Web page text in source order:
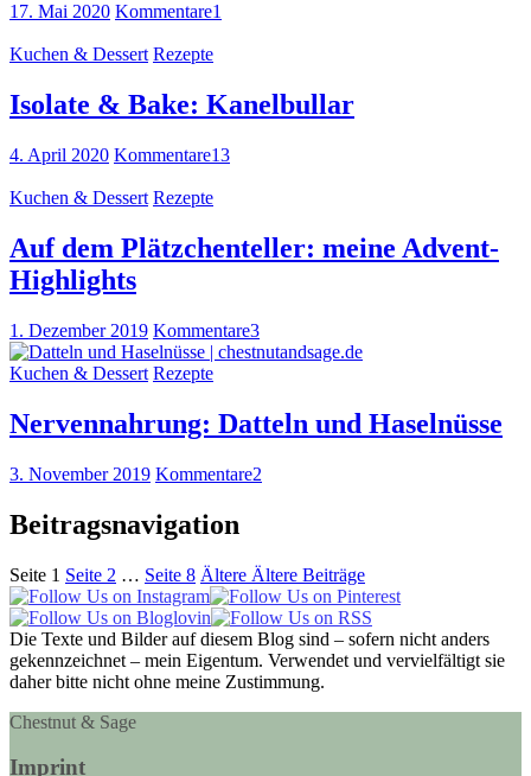
17. Mai 2020 Kommentare1
Kuchen & Dessert Rezepte
Isolate & Bake: Kanelbullar
4. April 2020 Kommentare13
Kuchen & Dessert Rezepte
Auf dem Plätzchenteller: meine Advent-
Highlights
1. Dezember 2019 Kommentare3
Kuchen & Dessert Rezepte
Nervennahrung: Datteln und Haselnüsse
3. November 2019 Kommentare2
Beitragsnavigation
Seite 1 Seite 2 … Seite 8 Ältere Ältere Beiträge
Die Texte und Bilder auf diesem Blog sind – sofern nicht anders
gekennzeichnet – mein Eigentum. Verwendet und vervielfältigt sie
daher bitte nicht ohne meine Zustimmung.
Chestnut & Sage
Imprint